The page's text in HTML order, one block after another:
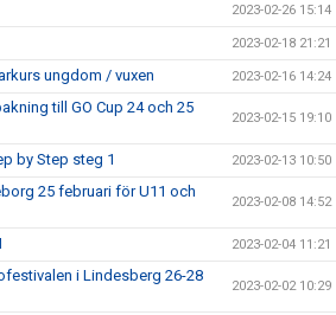
2023-02-26 15:14
2023-02-18 21:21
ungdom / vuxen 2023-02-16 14:24
till GO Cup 24 och 25
2023-02-15 19:10
by Step steg 1 2023-02-13 10:50
25 februari för U11 och
2023-02-08 14:52
2023-02-04 11:21
i Lindesberg 26-28
2023-02-02 10:29